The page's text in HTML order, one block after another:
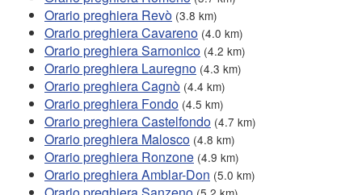
Orario preghiera Revò (3.8 km)
Orario preghiera Cavareno (4.0 km)
Orario preghiera Sarnonico (4.2 km)
Orario preghiera Lauregno (4.3 km)
Orario preghiera Cagnò (4.4 km)
Orario preghiera Fondo (4.5 km)
Orario preghiera Castelfondo (4.7 km)
Orario preghiera Malosco (4.8 km)
Orario preghiera Ronzone (4.9 km)
Orario preghiera Amblar-Don (5.0 km)